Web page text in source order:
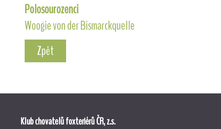
Polosourozenci
Woogie von der Bismarckquelle
Zpět
Klub chovatelů foxteriérů ČR, z.s.